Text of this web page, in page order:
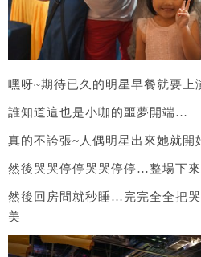
嘿呀~期待已久的明星早餐就要上
誰知道這也是小咖的噩夢開端…
真的不誇張~人偶明星出來她就開
然後哭哭停停哭哭停停…整場下
然後回房間就秒睡…完完全全把
美